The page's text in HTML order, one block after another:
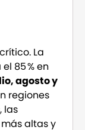
La
85 % en
agosto y
regiones
las
altas y